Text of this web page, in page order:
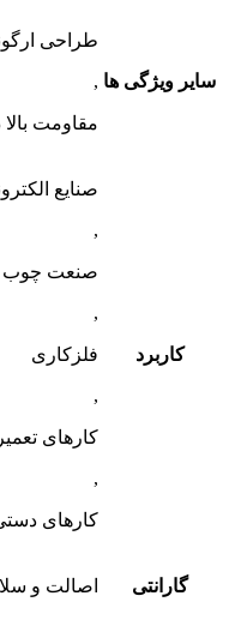
سایر ویژگی ها
طراحی
,
مقاومت
کاربرد
صنایع
,
صنعت چوب
,
فلزکاری
,
کارهای
,
کارهای
گارانتی اصالت و